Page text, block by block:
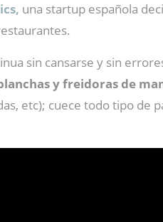
una startup española
sin cansarse y sin
y freidoras de
etc); cuece todo tipo